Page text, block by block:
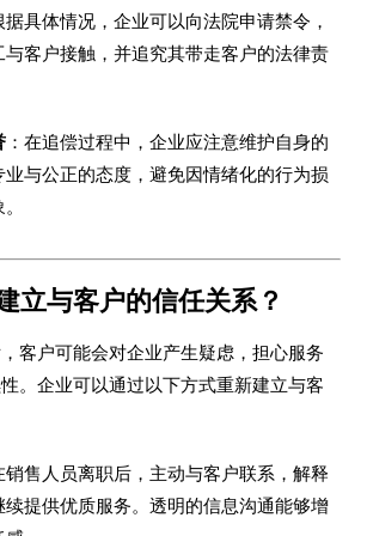
具体情况，企业可以向法院申请禁令，
与客户接触，并追究其带走客户的法律责
：在追偿过程中，企业应注意维护自身的
业与公正的态度，避免因情绪化的行为损
立与客户的信任关系？
客户可能会对企业产生疑虑，担心服务
。企业可以通过以下方式重新建立与客
销售人员离职后，主动与客户联系，解释
续提供优质服务。透明的信息沟通能够增